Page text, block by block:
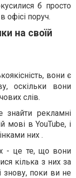
б просто
офісі поруч.
на своїй
вони є
оскільки вони
слів.
рекламні
мові в YouTube, і
них .
- це те, що вони
кілька з них за
знову, поки ви не